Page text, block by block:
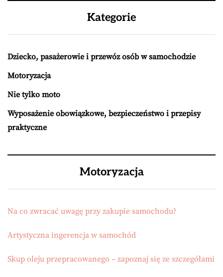
Kategorie
Dziecko, pasażerowie i przewóz osób w samochodzie
Motoryzacja
Nie tylko moto
Wyposażenie obowiązkowe, bezpieczeństwo i przepisy
praktyczne
Motoryzacja
Na co zwracać uwagę przy zakupie samochodu?
Artystyczna ingerencja w samochód
Skup oleju przepracowanego – zapoznaj się ze szczegółami